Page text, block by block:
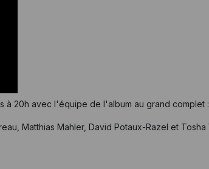
à 20h avec l'équipe de l'album au grand complet :
Matthias Mahler, David Potaux-Razel et Tosha